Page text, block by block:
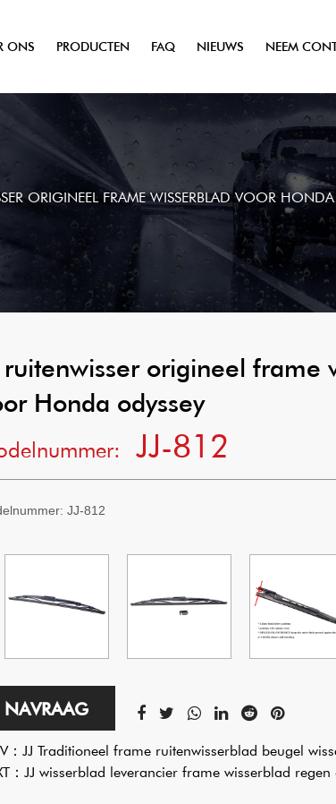
ONS PRODUCTEN FAQ NIEUWS NEEM
ORIGINEEL FRAME WISSERBLAD VOOR
ruitenwisser origineel frame
Honda odyssey
JJ-812
JJ-812
NAVRAAG
： JJ Traditioneel frame ruitenwisserblad beugel
： JJ wisserblad leverancier frame wisserblad